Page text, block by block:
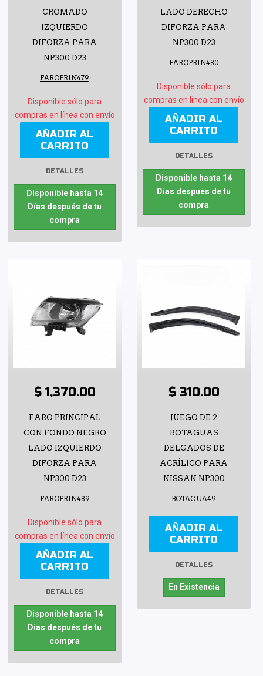
CROMADO
IZQUIERDO
DIFORZA PARA
NP300 D23
FAROPRIN479
Disponible sólo para
compras en línea con envío
AÑADIR AL
CARRITO
DETALLES
Disponible hasta 14
Días después de tu
compra
LADO DERECHO
DIFORZA PARA
NP300 D23
FAROPRIN480
Disponible sólo para
compras en línea con envío
AÑADIR AL
CARRITO
DETALLES
Disponible hasta 14
Días después de tu
compra
$ 1,370.00
FARO PRINCIPAL
CON FONDO NEGRO
LADO IZQUIERDO
DIFORZA PARA
NP300 D23
FAROPRIN489
Disponible sólo para
compras en línea con envío
AÑADIR AL
CARRITO
DETALLES
Disponible hasta 14
Días después de tu
compra
$ 310.00
JUEGO DE 2
BOTAGUAS
DELGADOS DE
ACRÍLICO PARA
NISSAN NP300
BOTAGUA49
AÑADIR AL
CARRITO
DETALLES
En Existencia